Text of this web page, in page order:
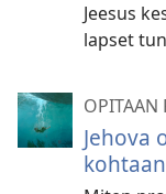
Jeesus
lapset
OPITAAN
Jehova
kohtaan